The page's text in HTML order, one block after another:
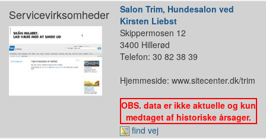
Servicevirksomheder
Salon Trim, Hundesalon ved
Kirsten Liebst
Skippermosen 12
3400 Hillerød
Telefon: 30 82 38 39
Hjemmeside: www.sitecenter.dk/trim
OBS. data er ikke aktuelle og kun
medtaget af historiske årsager.
find vej